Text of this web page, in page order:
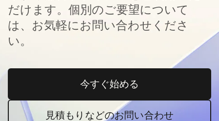
だけます。個別のご要望について
は、お気軽にお問い合わせくださ
い。
今すぐ始める新しいタブで開く
見積もりなどのお問い合わせ